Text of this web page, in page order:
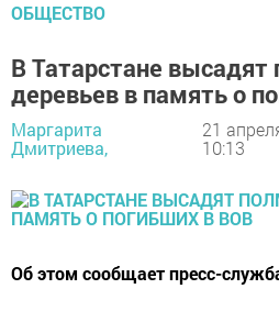
ОБЩЕСТВО
В Татарстане высадят
деревьев в память о
Маргарита
Дмитриева,
21
10:13
Об этом сообщает пресс-